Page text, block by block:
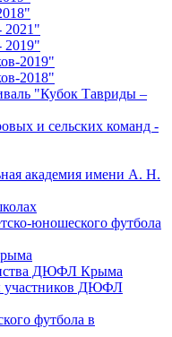
2021"
2019"
2019"
2018"
"Кубок Тавриды –
и сельских команд -
академия имени А. Н.
юношеского футбола
ДЮФЛ Крыма
участников ДЮФЛ
футбола в